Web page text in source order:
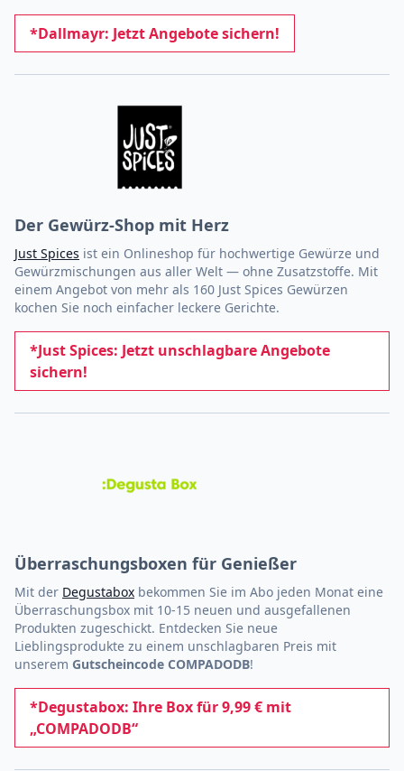
*Dallmayr: Jetzt Angebote sichern!
Der Gewürz-Shop mit Herz
Just Spices ist ein Onlineshop für hochwertige Gewürze und
Gewürzmischungen aus aller Welt — ohne Zusatzstoffe. Mit
einem Angebot von mehr als 160 Just Spices Gewürzen
kochen Sie noch einfacher leckere Gerichte.
*Just Spices: Jetzt unschlagbare Angebote
sichern!
Überraschungsboxen für Genießer
Mit der Degustabox bekommen Sie im Abo jeden Monat eine
Überraschungsbox mit 10-15 neuen und ausgefallenen
Produkten zugeschickt. Entdecken Sie neue
Lieblingsprodukte zu einem unschlagbaren Preis mit
unserem Gutscheincode COMPADODB!
*Degustabox: Ihre Box für 9,99 € mit
„COMPADODB“